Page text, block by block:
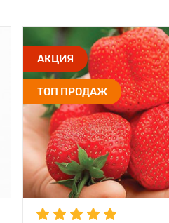
АКЦИЯ
ТОП ПРОДАЖ